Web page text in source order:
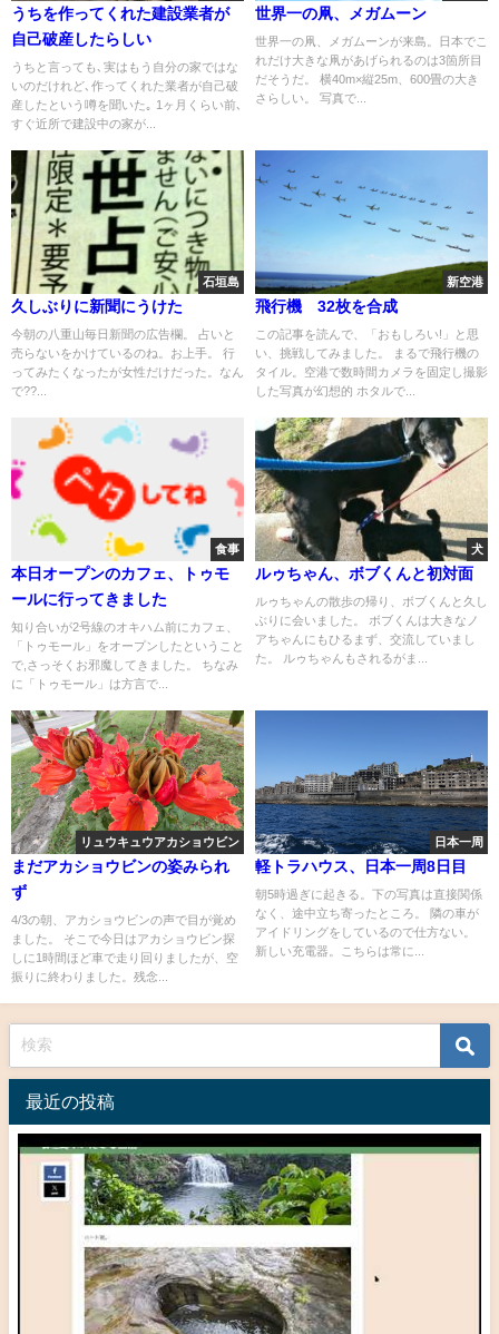
うちを作ってくれた建設業者が
自己破産したらしい
うちと言っても､実はもう自分の家ではな
いのだけれど､作ってくれた業者が自己破
産したという噂を聞いた｡ 1ヶ月くらい前､
すぐ近所で建設中の家が...
世界一の凧、メガムーン
世界一の凧、メガムーンが来島。日本でこ
れだけ大きな凧があげられるのは3箇所目
だそうだ。 横40m×縦25m、600畳の大き
さらしい。 写真で...
石垣島
久しぶりに新聞にうけた
今朝の八重山毎日新聞の広告欄。 占いと
売らないをかけているのね。お上手。 行
ってみたくなったが女性だけだった。なん
で??...
新空港
飛行機 32枚を合成
この記事を読んで、「おもしろい!」と思
い、挑戦してみました。 まるで飛行機の
タイル。空港で数時間カメラを固定し撮影
した写真が幻想的 ホタルで...
食事
本日オープンのカフェ、トゥモ
ールに行ってきました
知り合いが2号線のオキハム前にカフェ、
「トゥモール」をオープンしたということ
で,さっそくお邪魔してきました。 ちなみ
に「トゥモール」は方言で...
犬
ルゥちゃん、ボブくんと初対面
ルゥちゃんの散歩の帰り、ボブくんと久し
ぶりに会いました。 ボブくんは大きなノ
アちゃんにもひるまず、交流していまし
た。 ルゥちゃんもされるがま...
リュウキュウアカショウビン
まだアカショウビンの姿みられ
ず
4/3の朝、アカショウビンの声で目が覚め
ました。 そこで今日はアカショウビン探
しに1時間ほど車で走り回りましたが、空
振りに終わりました。残念...
日本一周
軽トラハウス、日本一周8日目
朝5時過ぎに起きる。下の写真は直接関係
なく、途中立ち寄ったところ。 隣の車が
アイドリングをしているので仕方ない。
新しい充電器。こちらは常に...
最近の投稿